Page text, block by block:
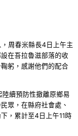
周春米縣長4日上午主
在吾拉魯滋部落的收
躬，感謝他們的配合
續預防性撤離原鄉易
眾，在縣府社會處、
，累計至4日上午11時